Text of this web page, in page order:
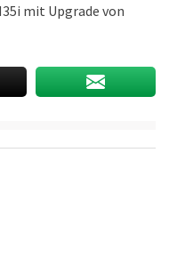
mit Upgrade von